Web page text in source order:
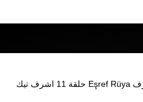
مشاهدة وتحميل مسلسل حلم اشرف الحلقة 11 الموسم الأول الحلقة 11 كاملة مترجمة اون لاين، رابط مسلسل الاكشن والجريمة التركي حلم اشرف Eşref Rüya حلقة 11 اشرف تيك